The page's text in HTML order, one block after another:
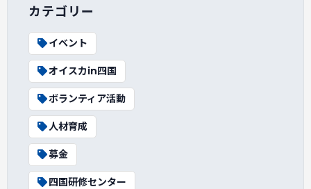
カテゴリー
イベント
オイスカin四国
ボランティア活動
人材育成
募金
四国研修センター